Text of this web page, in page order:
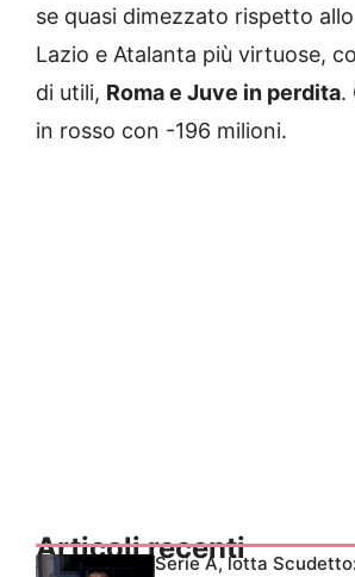
se quasi dimezzato rispetto
Lazio e Atalanta più virtuose,
di utili, Roma e Juve in perdita.
in rosso con -196 milioni.
Articoli recenti
Serie A, lotta